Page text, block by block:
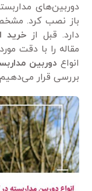
دوربین‌های
باز نصب کرد.
دارد. قبل ازخرید
مقاله را با دقت
انواع دوربین
بررسی قرار